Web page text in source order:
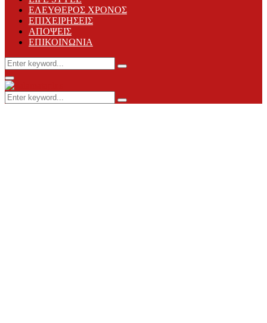
ΕΛΕΥΘΕΡΟΣ ΧΡΟΝΟΣ
ΕΠΙΧΕΙΡΗΣΕΙΣ
ΑΠΟΨΕΙΣ
ΕΠΙΚΟΙΝΩΝΙΑ
Search
for:
Search
Primary
Menu
Search
for:
Search